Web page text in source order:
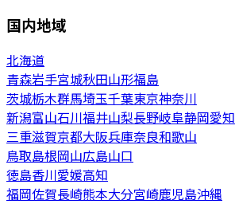
国内地域
北海道
青森岩手宮城秋田山形福島
茨城栃木群馬埼玉千葉東京神奈川
新潟富山石川福井山梨長野岐阜静岡愛知
三重滋賀京都大阪兵庫奈良和歌山
鳥取島根岡山広島山口
徳島香川愛媛高知
福岡佐賀長崎熊本大分宮崎鹿児島沖縄